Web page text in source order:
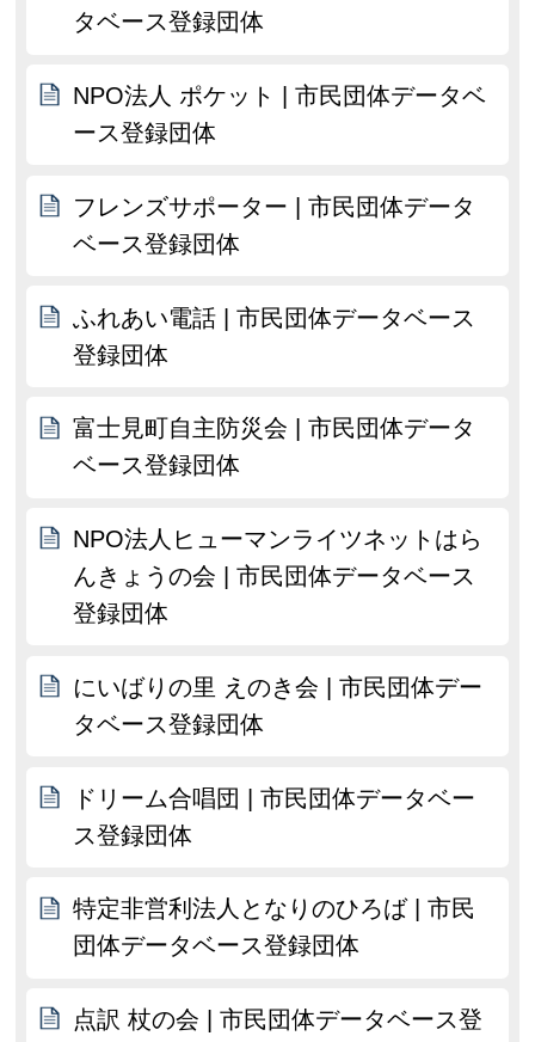
タベース登録団体
NPO法人 ポケット | 市民団体データベ
ース登録団体
フレンズサポーター | 市民団体データ
ベース登録団体
ふれあい電話 | 市民団体データベース
登録団体
富士見町自主防災会 | 市民団体データ
ベース登録団体
NPO法人ヒューマンライツネットはら
んきょうの会 | 市民団体データベース
登録団体
にいばりの里 えのき会 | 市民団体デー
タベース登録団体
ドリーム合唱団 | 市民団体データベー
ス登録団体
特定非営利法人となりのひろば | 市民
団体データベース登録団体
点訳 杖の会 | 市民団体データベース登